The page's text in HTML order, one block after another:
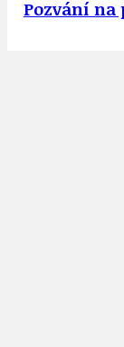
Pozvání na